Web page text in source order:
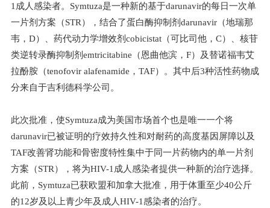
1成人感染者。Symtuza是一种新的基于darunavir的每日一次单
一片剂方案（STR），结合了蛋白酶抑制剂darunavir（地瑞那
韦，D）、药代动力学增效剂cobicistat（可比司他，C）、核苷
类逆转录酶抑制剂emtricitabine（恩曲他滨，F）及替诺福韦艾
拉酚胺（tenofovir alafenamide，TAF）。其中后3种活性药物成
分来自于吉利德科学公司。
此次批准，使Symtuza成为美国市场首个也是唯一一个将
darunavir已被证明的疗效持久性和对耐药的高度基因屏障以及
TAF改善肾功能和骨密度特性集中于同一片药物内的单一片剂
方案（STR），将为HIV-1成人感染者提供一种新的治疗选择。
此前，Symtuza已获欧盟和加拿大批准，用于体重至少40公斤
的12岁及以上青少年及成人HIV-1感染者的治疗。